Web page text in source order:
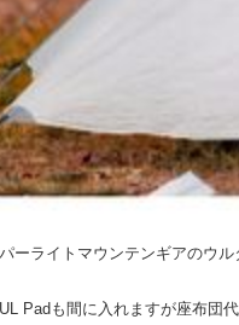
ーライトマウンテンギアのウ
Padも間に入れますが座布団代